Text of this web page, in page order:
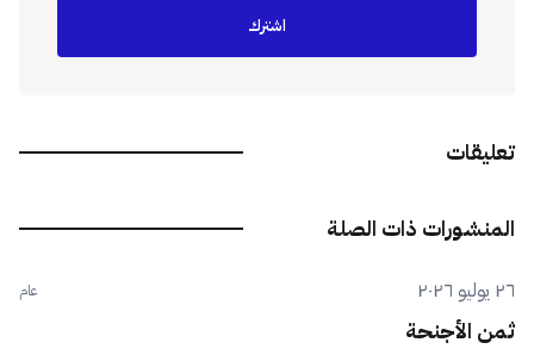
اشترك
تعليقات
المنشورات ذات الصلة
٢٦ يوليو ٢٠٢٦ عام
ثمن الأجنحة